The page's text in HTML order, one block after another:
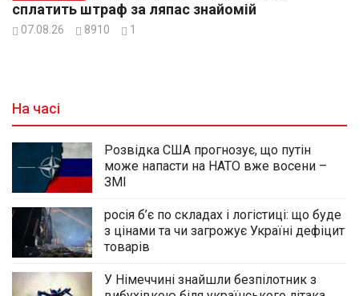
сплатить штраф за ляпас знайомій
07.08.26 8910 1
На часі
Розвідка США прогнозує, що путін
може напасти на НАТО вже восени –
ЗМІ
росія б’є по складах і логістиці: що буде
з цінами та чи загрожує Україні дефіцит
товарів
У Німеччині знайшли безпілотник з